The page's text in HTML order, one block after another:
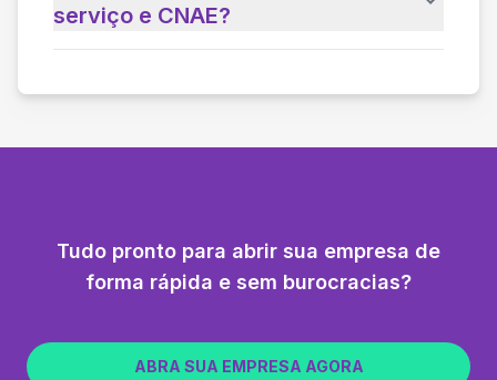
serviço e CNAE?
Tudo pronto para abrir sua empresa de
forma rápida e sem burocracias?
ABRA SUA EMPRESA AGORA